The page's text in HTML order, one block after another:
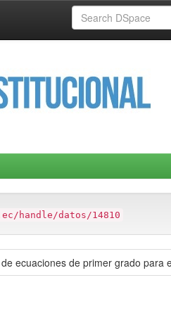
handle/datos/14810
ecuaciones de primer grado para